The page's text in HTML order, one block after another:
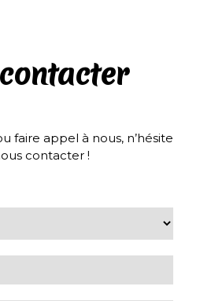
faire appel à nous, n’hésite
contacter !